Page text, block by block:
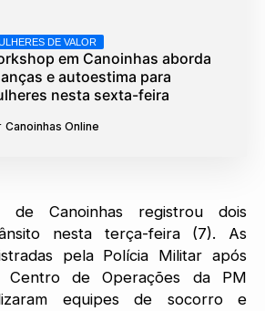
DE VALOR
em Canoinhas aborda
e autoestima para
nesta sexta-feira
Canoinhas Online
Canoinhas registrou dois
nesta terça-feira (7). As
pela Polícia Militar após
Centro de Operações da PM
equipes de socorro e